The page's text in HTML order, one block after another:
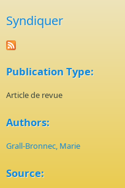
Syndiquer
Publication Type:
Article de revue
Authors:
Grall-Bronnec, Marie
Source: